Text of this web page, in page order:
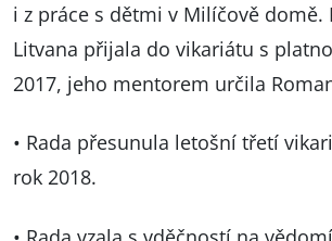
i z práce s dětmi v Milíčově domě.
Litvana přijala do vikariátu s
2017, jeho mentorem určila
• Rada přesunula letošní třetí
rok 2018.